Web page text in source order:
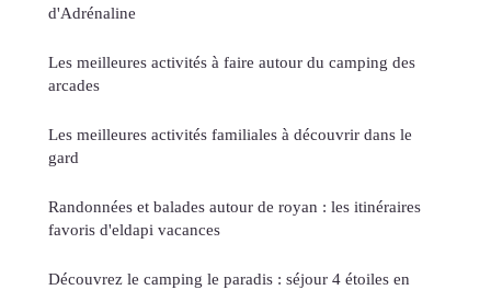
d'Adrénaline
Les meilleures activités à faire autour du camping des
arcades
Les meilleures activités familiales à découvrir dans le
gard
Randonnées et balades autour de royan : les itinéraires
favoris d'eldapi vacances
Découvrez le camping le paradis : séjour 4 étoiles en